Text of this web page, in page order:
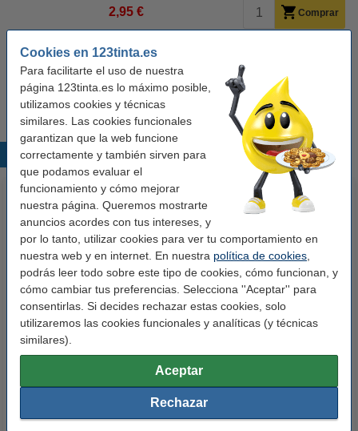
Cookies en 123tinta.es
Para facilitarte el uso de nuestra
página 123tinta.es lo máximo posible,
utilizamos cookies y técnicas
similares. Las cookies funcionales
garantizan que la web funcione
correctamente y también sirven para
que podamos evaluar el
funcionamiento y cómo mejorar
nuestra página. Queremos mostrarte
anuncios acordes con tus intereses, y
por lo tanto, utilizar cookies para ver tu comportamiento en
nuestra web y en internet. En nuestra política de cookies
podrás leer todo sobre este tipo de cookies, cómo funcionan, y
cómo cambiar tus preferencias. Selecciona ''Aceptar'' para
consentirlas. Si decides rechazar estas cookies, solo
utilizaremos las cookies funcionales y analíticas (y técnicas
similares).
Aceptar
Rechazar
2,95 € Comprar
Consejo: compra
Oxford Mix Media bloc de dibujo A4 225 gramos (25 hojas)
6,50 €
Productos destacados
123tinta Papel fotográfico
Premium Glossy brillo alto | 10 x
15 cm | 260g | 100 hojas
123tinta Pilas Alcalinas Xtreme
Power AA - LR06 - MN1500 - 24